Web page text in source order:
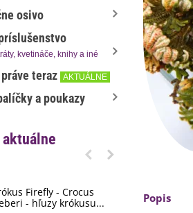
osivo
kvetináče, knihy a iné
teraz AKTUÁLNE
a poukazy
Firefly - Crocus
- hľuzy krókusu...
Popis